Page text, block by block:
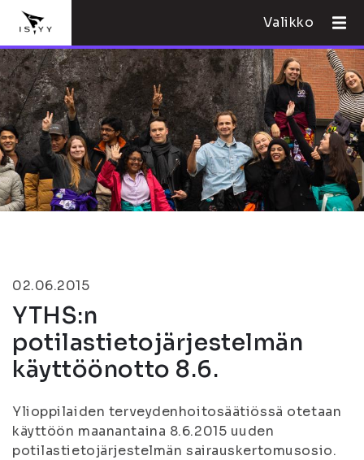
Valikko
02.06.2015
YTHS:n
potilastietojärjestelmän
käyttöönotto 8.6.
Ylioppilaiden terveydenhoitosäätiössä otetaan
käyttöön maanantaina 8.6.2015 uuden
potilastietojärjestelmän sairauskertomusosio.